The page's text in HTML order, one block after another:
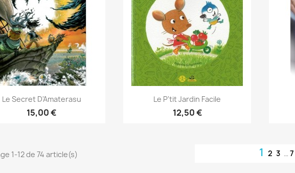
Aperçu rapide
Le Secret D'Amaterasu
15,00 €
Aperçu rapide
Le P'tit Jardin Facile
12,50 €
1-12 de 74 article(s) 1 2 3 … 7